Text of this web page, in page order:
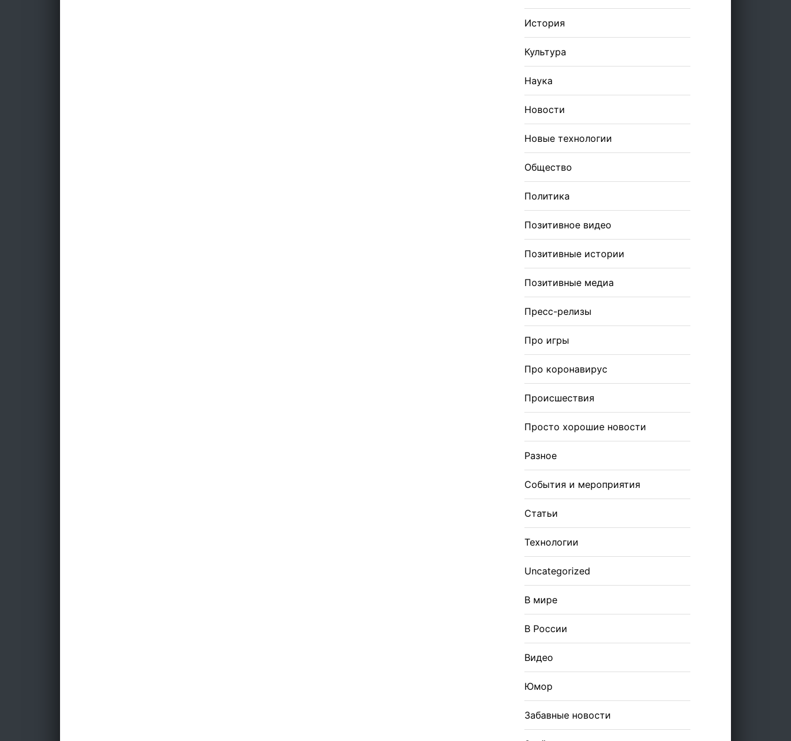
История
Культура
Наука
Новости
Новые технологии
Общество
Политика
Позитивное видео
Позитивные истории
Позитивные медиа
Пресс-релизы
Про игры
Про коронавирус
Происшествия
Просто хорошие новости
Разное
События и мероприятия
Статьи
Технологии
Uncategorized
В мире
В России
Видео
Юмор
Забавные новости